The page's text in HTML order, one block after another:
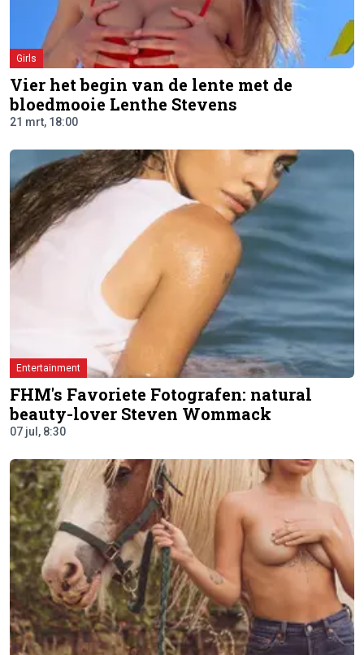
Girls
Vier het begin van de lente met de
bloedmooie Lenthe Stevens
21 mrt, 18:00
Entertainment
FHM's Favoriete Fotografen: natural
beauty-lover Steven Wommack
07 jul, 8:30